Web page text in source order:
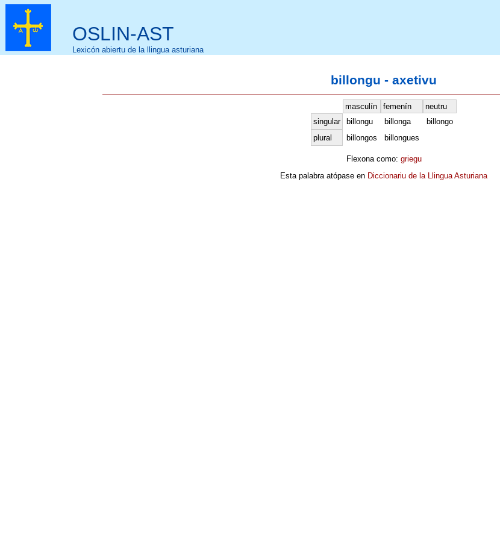
OSLIN-AST
Lexicón abiertu de la llingua asturiana
billongu - axetivu
masculín femenín
neutru
singular
billongu billonga
billongo
plural
billongos billongues
Flexona como: griegu
Esta palabra atópase en Diccionariu de la Llingua Asturiana